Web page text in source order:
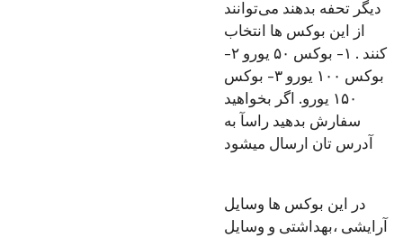
دیگر تحفه بدهند می‌توانند
از این بوکس ها انتخاب
کنند . ۱- بوکس ۵۰ یورو ۲-
بوکس ۱۰۰ یورو ۳- بوکس
۱۵۰ یورو. اگر بخواهید
سفارش بدهید راسآ به
آدرس تان ارسال میشود
در این بوکس ها وسایل
آرایشی ،بهداشتی و وسایل